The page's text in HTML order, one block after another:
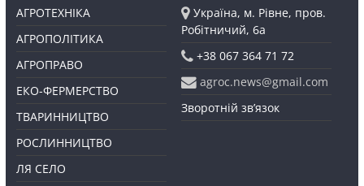
АГРОТЕХНІКА
АГРОПОЛІТИКА
АГРОПРАВО
ЕКО-ФЕРМЕРСТВО
ТВАРИННИЦТВО
РОСЛИННИЦТВО
ЛЯ СЕЛО
Україна, м. Рівне, пров.
Робітничий, 6а
+38 067 364 71 72
agroc.news@gmail.com
Зворотній зв’язок